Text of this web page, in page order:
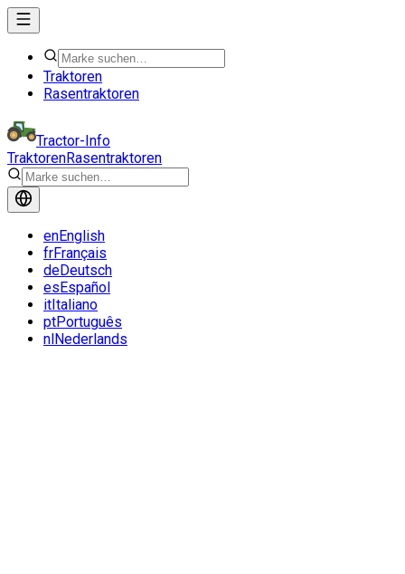
Traktoren
Rasentraktoren
Tractor-Info
TraktorenRasentraktoren
enEnglish
frFrançais
deDeutsch
esEspañol
itItaliano
ptPortuguês
nlNederlands